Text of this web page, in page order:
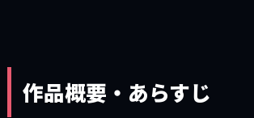
作品概要・あらすじ